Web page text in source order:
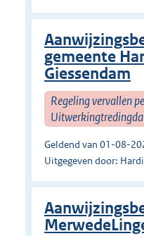
gemeente
Giessendam
Regeling vervallen
Geldend van 01-08-
Uitgegeven door: